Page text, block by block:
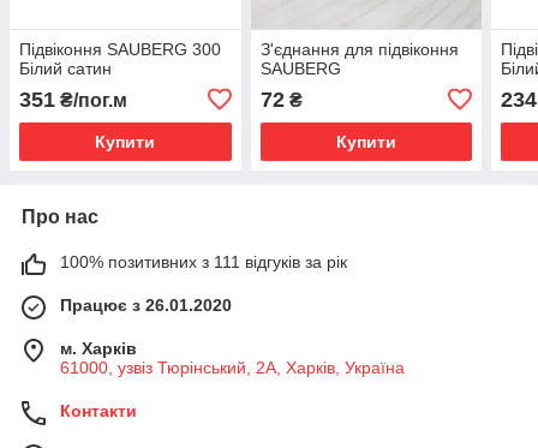
Підвіконня SAUBERG 300
Білий сатин
351 ₴/пог.м
Купити
З'єднання для підвіконня
SAUBERG
72₴
Купити
234
Про нас
100% позитивних з 111 відгуків за рік
Працює з 26.01.2020
м. Харків
61000, узвіз Тюрінський, 2А, Харків, Україна
Контакти